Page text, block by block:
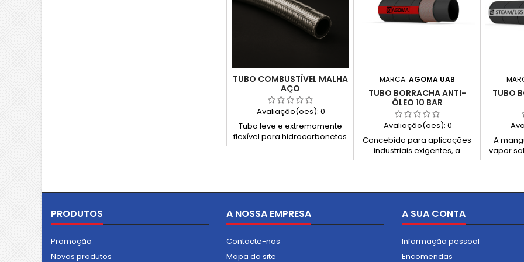
TUBO COMBUSTÍVEL MALHA
AÇO
Avaliação(ões): 0
Tubo leve e extremamente
flexível para hidrocarbonetos
a baixa pressão, com reforço
MARCA: AGOMA UAB
TUBO BORRACHA ANTI-
ÓLEO 10 BAR
Avaliação(ões): 0
Concebida para aplicações
industriais exigentes, a
mangueira para óleo 10 bar é
petrolíferos em refinarias,
liso em borracha sintética
resistente a óleos, reforço
antiabrasiva com impressão
tipo tecido, garante
TUBO
A
vapor
ideal
com
de
PRODUTOS
Promoção
Novos produtos
A NOSSA EMPRESA
Contacte-nos
Mapa do site
A SUA CONTA
Informação pessoal
Encomendas